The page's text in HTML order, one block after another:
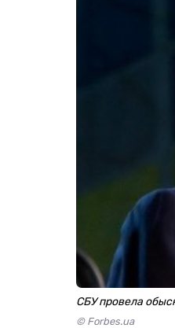
СБУ провела
© Forbes.ua